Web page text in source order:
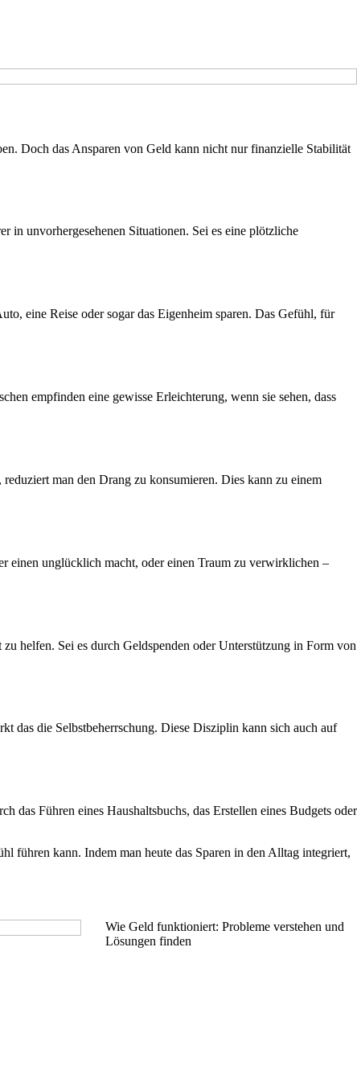
Doch das Ansparen von Geld kann nicht nur finanzielle Stabilität
in unvorhergesehenen Situationen. Sei es eine plötzliche
eine Reise oder sogar das Eigenheim sparen. Das Gefühl, für
empfinden eine gewisse Erleichterung, wenn sie sehen, dass
man den Drang zu konsumieren. Dies kann zu einem
einen unglücklich macht, oder einen Traum zu verwirklichen –
helfen. Sei es durch Geldspenden oder Unterstützung in Form von
das die Selbstbeherrschung. Diese Disziplin kann sich auch auf
das Führen eines Haushaltsbuchs, das Erstellen eines Budgets oder
führen kann. Indem man heute das Sparen in den Alltag integriert,
Wie Geld funktioniert: Probleme verstehen und
Lösungen finden